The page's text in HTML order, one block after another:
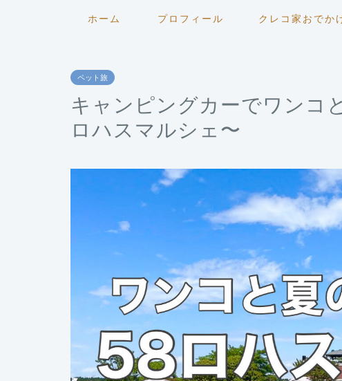
ホーム プロフィール クレコ家おでか
ペット旅
キャンピングカーでワンコ
ロハスマルシェ〜